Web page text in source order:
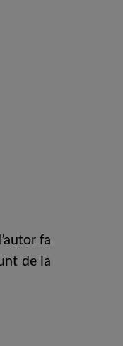
fa
de la